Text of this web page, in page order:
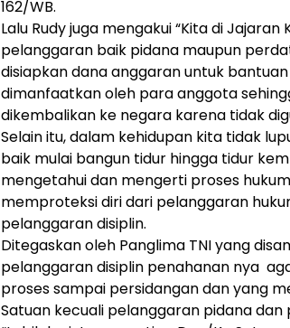
162/WB.
Lalu Rudy juga mengakui “Kita di
pelanggaran baik pidana maupun
disiapkan dana anggaran untuk
dimanfaatkan oleh para anggota
dikembalikan ke negara karena tidak
Selain itu, dalam kehidupan kita tidak
baik mulai bangun tidur hingga tidur
mengetahui dan mengerti proses
memproteksi diri dari pelanggaran
pelanggaran disiplin.
Ditegaskan oleh Panglima TNI yang
pelanggaran disiplin penahanan nya
proses sampai persidangan dan yang
Satuan kecuali pelanggaran pidana dan